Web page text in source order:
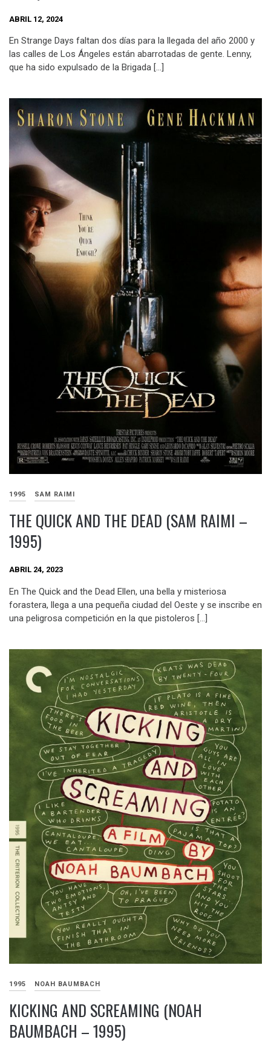
ABRIL 12, 2024
En Strange Days faltan dos días para la llegada del año 2000 y
las calles de Los Ángeles están abarrotadas de gente. Lenny,
que ha sido expulsado de la Brigada […]
1995 SAM RAIMI
THE QUICK AND THE DEAD (SAM RAIMI –
1995)
ABRIL 24, 2023
En The Quick and the Dead Ellen, una bella y misteriosa
forastera, llega a una pequeña ciudad del Oeste y se inscribe en
una peligrosa competición en la que pistoleros […]
1995 NOAH BAUMBACH
KICKING AND SCREAMING (NOAH
BAUMBACH – 1995)